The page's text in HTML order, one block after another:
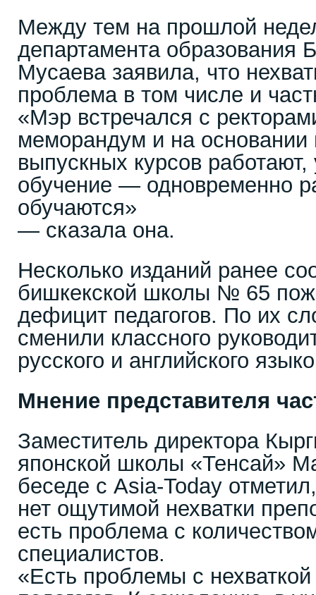
Между тем на прошлой
департамента образования
Мусаева заявила, что
проблема в том числе и
«Мэр встречался с
меморандум и на основании
выпускных курсов
обучение — одновременно
обучаются»
— сказала она.
Несколько изданий ранее
бишкекской школы № 65
дефицит педагогов. По их
сменили классного
русского и английского
Мнение представителя
Заместитель директора
японской школы «Тенсай»
беседе с Asia-Today
нет ощутимой нехватки
есть проблема с
специалистов.
«Есть проблемы с